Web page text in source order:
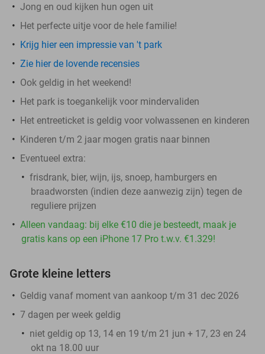
Jong en oud kijken hun ogen uit
Het perfecte uitje voor de hele familie!
Krijg hier een impressie van 't park
Zie hier de lovende recensies
Ook geldig in het weekend!
Het park is toegankelijk voor mindervaliden
Het entreeticket is geldig voor volwassenen en kinderen
Kinderen t/m 2 jaar mogen gratis naar binnen
Eventueel extra:
frisdrank, bier, wijn, ijs, snoep, hamburgers en
braadworsten (indien deze aanwezig zijn) tegen de
reguliere prijzen
Alleen vandaag: bij elke €10 die je besteedt, maak je
gratis kans op een iPhone 17 Pro t.w.v. €1.329!
Grote kleine letters
Geldig vanaf moment van aankoop t/m 31 dec 2026
7 dagen per week geldig
niet geldig op 13, 14 en 19 t/m 21 jun + 17, 23 en 24
okt na 18.00 uur